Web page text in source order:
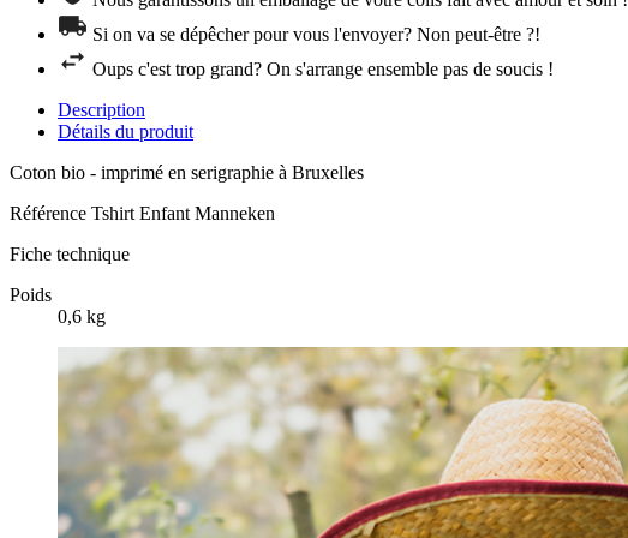
Si on va se dépêcher pour vous l'envoyer? Non peut-être ?!
Oups c'est trop grand? On s'arrange ensemble pas de soucis !
Description
Détails du produit
Coton bio - imprimé en serigraphie à Bruxelles
Référence Tshirt Enfant Manneken
Fiche technique
Poids
0,6 kg